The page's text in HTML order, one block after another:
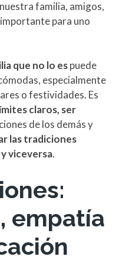
familia, amigos,
para uno
que no lo espuede
especialmente
o festividades. Es
claros, ser
de los demás y
las tradiciones
viceversa.
empatía